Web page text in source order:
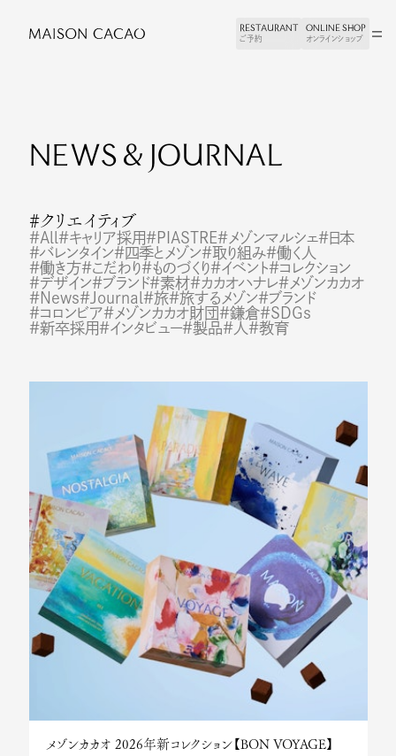
RESTAURANT
ご予約
ONLINE SHOP
オンラインショップ
RESTAURANT
ご予約
ONLINE SHOP
オンラインショップ
NEWS & JOURNAL
クリエイティブ
All キャリア採用 PIASTRE メゾンマルシェ
日本
バレンタイン
四季とメゾン 取り組み
働く人
働き方
こだわり ものづくり イベント
コレクション
デザイン
ブランド 素材 カカオハナレ
メゾンカカオ
News
Journal 旅 旅するメゾン
ブランド
コロンビア
メゾンカカオ財団 鎌倉
SDGs
新卒採用
インタビュー 製品 人 教育
メゾンカカオ 2026年新コレクション【BON VOYAGE】